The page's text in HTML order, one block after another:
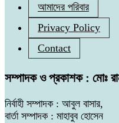
আমাদের পরিবার
Privacy Policy
Contact
সম্পাদক ও প্রকাশক : মোঃ
নির্বাহী সম্পাদক : আবুল
বার্তা সম্পাদক : মাহাবুব হোসেন